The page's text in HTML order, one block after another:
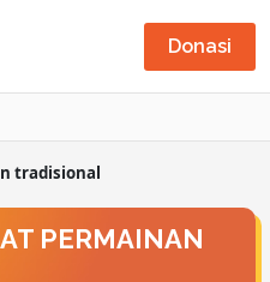
Donasi
tradisional
PERMAINAN